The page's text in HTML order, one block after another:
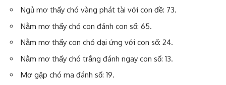
Ngủ mơ thấy chó vàng phát tài với con đề: 73.
Nằm mơ thấy chó con đánh con số: 65.
Nằm mơ thấy con chó dại ứng với con số: 24.
Nằm mơ thấy chó trắng đánh ngay con số: 13.
Mơ gặp chó ma đánh số: 19.